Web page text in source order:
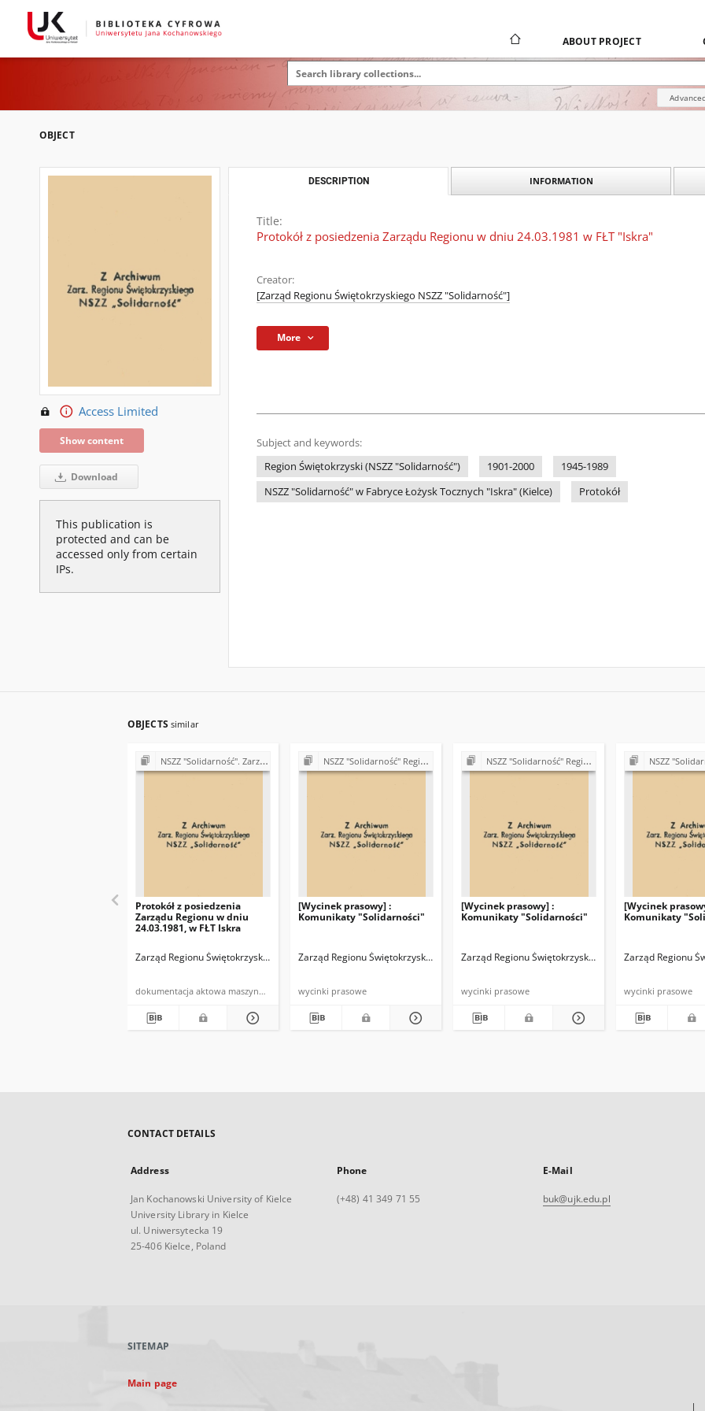
ABOUT PROJECT
OBJECT
Access Limited
Show content
Download
This publication is
protected and can be
accessed only from certain
IPs.
DESCRIPTION INFORMATION
Title:
Protokół z posiedzenia Zarządu Regionu w dniu 24.03.1981 w FŁT "Iskra"
Creator:
[Zarząd Regionu Świętokrzyskiego NSZZ "Solidarność"]
More
Subject and keywords:
Region Świętokrzyski (NSZZ "Solidarność")
1901-2000
1945-1989
NSZZ "Solidarność" w Fabryce Łożysk Tocznych "Iskra" (Kielce)
Protokół
OBJECTS similar
NSZZ "Solidarność". Zarząd Regionu Świętokrzyskiego (1980-1981)
Protokół z posiedzenia
Zarządu Regionu w dniu
24.03.1981, w FŁT Iskra
Zarząd Regionu Świętokrzyskiego NSZZ "Solidarność"
dokumentacja aktowa maszynopis powielony
NSZZ "Solidarność" Regionu Świętokrzyskiego - materiały różne
[Wycinek prasowy] :
Komunikaty "Solidarności"
Zarząd Regionu Świętokrzyskiego NSZZ "Solidarność"
wycinki prasowe
NSZZ "Solidarność" Regionu Świętokrzyskiego - materiały różne
[Wycinek prasowy] :
Komunikaty "Solidarności"
Zarząd Regionu Świętokrzyskiego NSZZ "Solidarność"
wycinki prasowe
NSZZ "Solidarność Regionu
[Wycinek
Komunikaty
Zarząd Regionu
wycinki prasowe
CONTACT DETAILS
Address
Jan Kochanowski University of Kielce
University Library in Kielce
ul. Uniwersytecka 19
25-406 Kielce, Poland
Phone
(+48) 41 349 71 55
E-Mail
buk@ujk.edu.pl
SITEMAP
Main page